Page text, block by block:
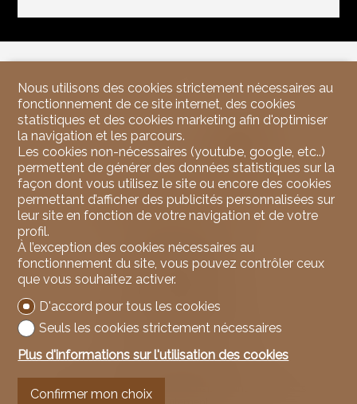
NicoleRE Immobilier
37, Route du Rawyl
3963 Crans-Montana
Mob. 079 939 67 00
info@nicoleREimmobilier.com
Ne laissez aucun bien vous échapper, inscrivez-vous
Nous utilisons des cookies strictement nécessaires au
fonctionnement de ce site internet, des cookies
statistiques et des cookies marketing afin d'optimiser
la navigation et les parcours.
Les cookies non-nécessaires (youtube, google, etc..)
permettent de générer des données statistiques sur la
façon dont vous utilisez le site ou encore des cookies
permettant d’afficher des publicités personnalisées sur
leur site en fonction de votre navigation et de votre
profil.
À l’exception des cookies nécessaires au
fonctionnement du site, vous pouvez contrôler ceux
que vous souhaitez activer.
D'accord pour tous les cookies
Seuls les cookies strictement nécessaires
Plus d'informations sur l'utilisation des cookies
Confirmer mon choix